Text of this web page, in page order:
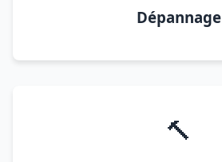
Dépannage
🔨